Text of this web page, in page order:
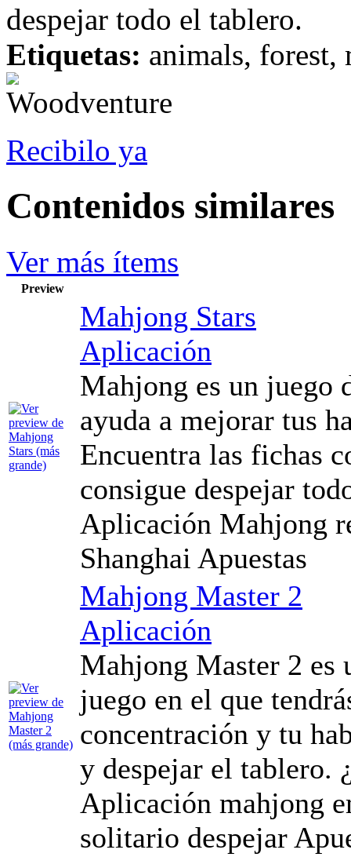
despejar todo el tablero.
Etiquetas: animals,
Recibilo ya
Contenidos similares
Ver más ítems
Preview
Mahjong Stars
Aplicación
Mahjong es un juego
ayuda a mejorar tus
Encuentra las fichas
consigue despejar
Aplicación Mahjong
Shanghai Apuestas
Mahjong Master 2
Aplicación
Mahjong Master 2 es
juego en el que
concentración y tu
y despejar el tablero.
Aplicación mahjong
solitario despejar